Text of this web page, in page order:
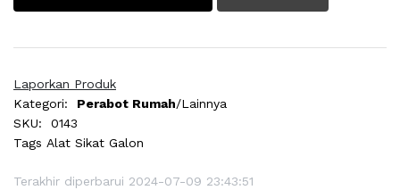
Laporkan Produk
Kategori:
Perabot Rumah/Lainnya
SKU:
0143
Tags Alat Sikat Galon
Terakhir diperbarui 2024-07-09 23:43:51